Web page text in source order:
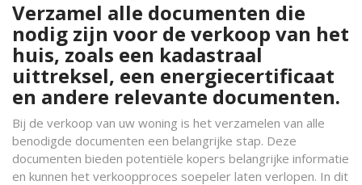
Verzamel alle documenten die
nodig zijn voor de verkoop van het
huis, zoals een kadastraal
uittreksel, een energiecertificaat
en andere relevante documenten.
Bij de verkoop van uw woning is het verzamelen van alle
benodigde documenten een belangrijke stap. Deze
documenten bieden potentiële kopers belangrijke informatie
en kunnen het verkoopproces soepeler laten verlopen. In dit